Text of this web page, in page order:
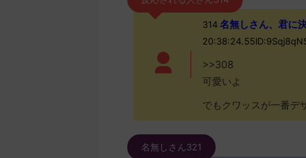
314名無しさん、君に
>>308
可愛いよ
でもクワッスが一番デ
名無しさん321